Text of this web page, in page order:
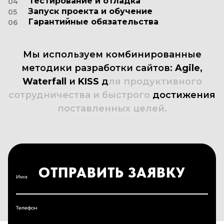
05 Запуск проекта и обучение
06 Гарантийные обязательства
Мы используем комбинированные
методики разработки сайтов: Agile,
Waterfall и KISS для продуктивного
сотрудничества и быстрого достижения
поставленных целей.
Имя
Телефон
ОТПРАВИТЬ ЗАЯВКУ